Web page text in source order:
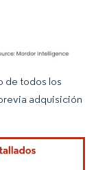
CC BY 4.0.
de todos los
adquisición